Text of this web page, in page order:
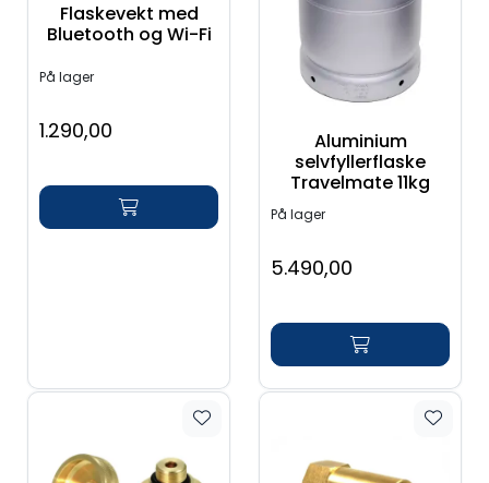
Flaskevekt med
Bluetooth og Wi-Fi
På lager
1.290,00
Aluminium
selvfyllerflaske
Travelmate 11kg
På lager
5.490,00